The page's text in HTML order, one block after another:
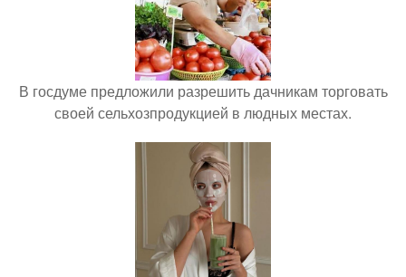
В госдуме предложили разрешить дачникам торговать
своей сельхозпродукцией в людных местах.